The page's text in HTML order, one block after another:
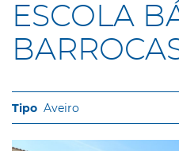
ESCOLA
Aveiro